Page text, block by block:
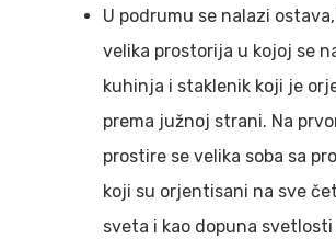
U podrumu se nalazi
velika prostorija u kojoj se
kuhinja i staklenik koji je
prema južnoj strani. Na
prostire se velika soba sa
koji su orjentisani na sve
sveta i kao dopuna